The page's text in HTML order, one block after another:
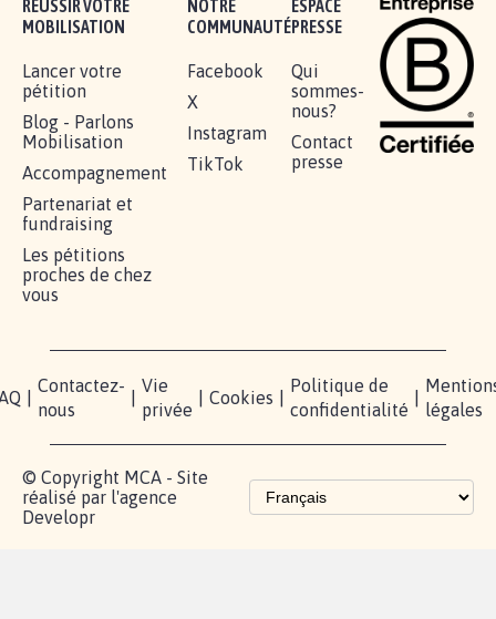
RÉUSSIR VOTRE
MOBILISATION
Lancer votre
pétition
Blog - Parlons
Mobilisation
Accompagnement
Partenariat et
fundraising
Les pétitions
proches de chez
vous
NOTRE
COMMUNAUTÉ
Facebook
X
Instagram
TikTok
ESPACE
PRESSE
Qui
sommes-
nous?
Contact
presse
Contactez-
nous
Vie
privée
Cookies
Politique de
confidentialité
légales
© Copyright MCA - Site
réalisé par l'agence
Developr